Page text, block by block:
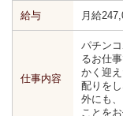
給与 月給
仕事内容
パチン
るお仕
かく迎
配りを
外にも
ことをお